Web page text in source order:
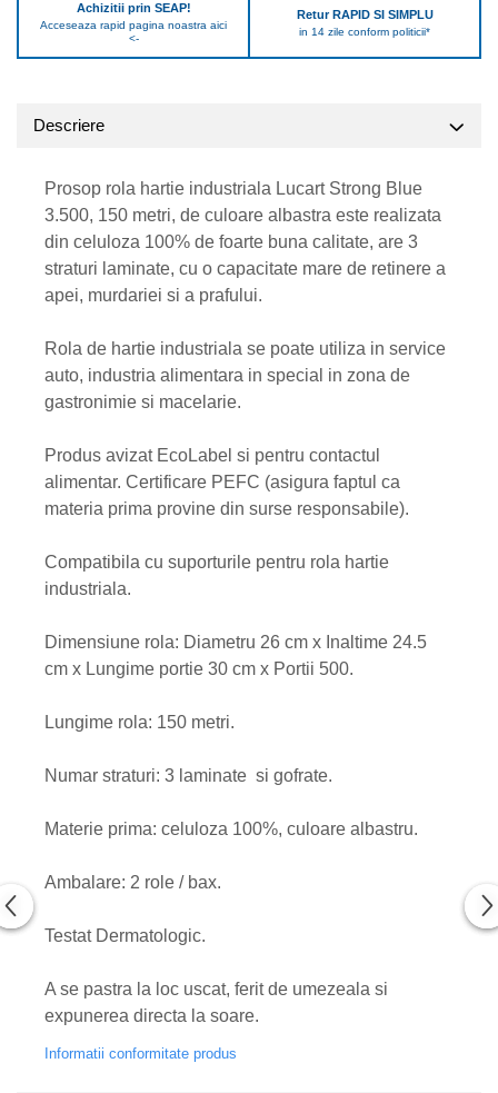
Achizitii prin SEAP!
Acceseaza rapid pagina noastra aici
<-
Retur RAPID SI SIMPLU
in 14 zile conform politicii*
Descriere
Prosop rola hartie industriala Lucart Strong Blue
3.500, 150 metri, de culoare albastra este realizata
din celuloza 100% de foarte buna calitate, are 3
straturi laminate, cu o capacitate mare de retinere a
apei, murdariei si a prafului.
Rola de hartie industriala se poate utiliza in service
auto, industria alimentara in special in zona de
gastronimie si macelarie.
Produs avizat EcoLabel si pentru contactul
alimentar. Certificare PEFC (asigura faptul ca
materia prima provine din surse responsabile).
Compatibila cu suporturile pentru rola hartie
industriala.
Dimensiune rola: Diametru 26 cm x Inaltime 24.5
cm x Lungime portie 30 cm x Portii 500.
Lungime rola: 150 metri.
Numar straturi: 3 laminate si gofrate.
Materie prima: celuloza 100%, culoare albastru.
Ambalare: 2 role / bax.
Testat Dermatologic.
A se pastra la loc uscat, ferit de umezeala si
expunerea directa la soare.
Informatii conformitate produs